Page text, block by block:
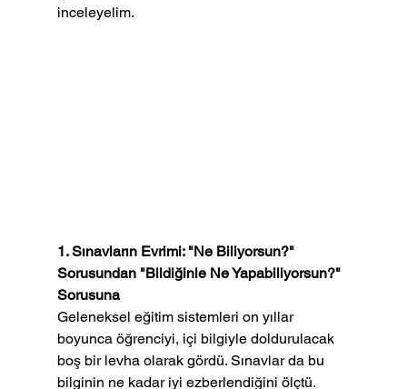
inceleyelim.
1. Sınavların Evrimi: "Ne Biliyorsun?"
Sorusundan "Bildiğinle Ne Yapabiliyorsun?"
Sorusuna
Geleneksel eğitim sistemleri on yıllar
boyunca öğrenciyi, içi bilgiyle doldurulacak
boş bir levha olarak gördü. Sınavlar da bu
bilginin ne kadar iyi ezberlendiğini ölçtü.